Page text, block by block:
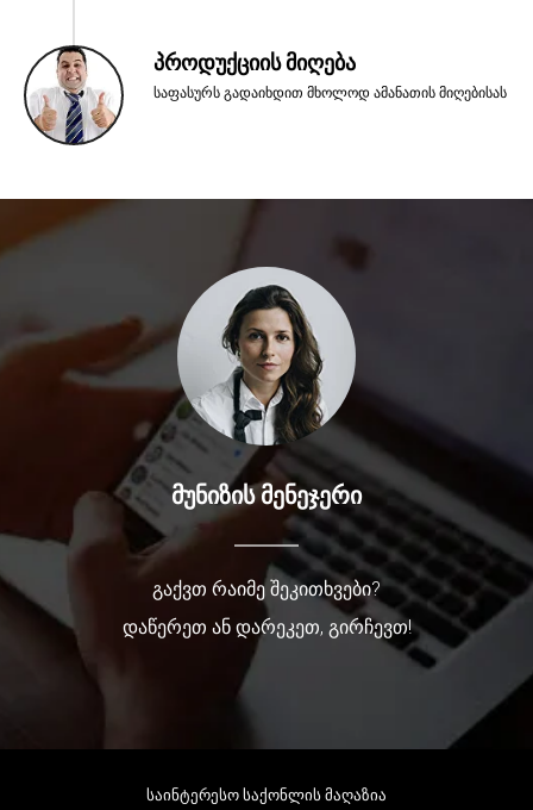
პროდუქციის მიღება
საფასურს გადაიხდით მხოლოდ ამანათის მიღებისას
მუნიზის მენეჯერი
გაქვთ რაიმე შეკითხვები?
დაწერეთ ან დარეკეთ, გირჩევთ!
საინტერესო საქონლის მაღაზია